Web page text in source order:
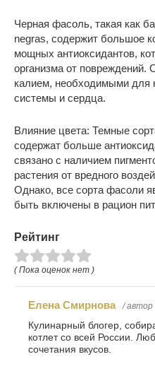
Черная фасоль, такая как
negras, содержит большое
мощных антиоксидантов,
организма от повреждений.
калием, необходимыми для
системы и сердца.
Влияние цвета: Темные
содержат больше
связано с наличием
растения от вредного
Однако, все сорта фасоли
быть включены в рацион
Рейтинг
( Пока оценок нет )
Елена Смирнова /
Кулинарный блогер,
котлет со всей России.
сочетания вкусов.